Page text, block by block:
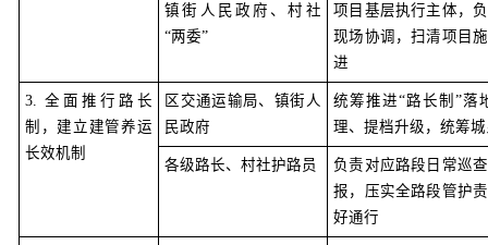
镇街人民政府、村社
“两委”
项目基层执行主体，
现场协调，扫清项目
进
3. 全面推行路长
制，建立建管养运
长效机制
区交通运输局、镇街人
民政府
统筹推进“路长制”落
理、提档升级，统筹
各级路长、村社护路员
负责对应路段日常巡
报，压实全路段管护
好通行